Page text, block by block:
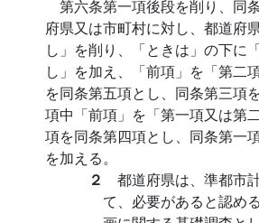
第六条第一項後段を削り、同
府県又は市町村に対し、都道府
し」を削り、「ときは」の下に
し」を加え、「前項」を「第二
を同条第五項とし、同条第三項
項中「前項」を「第一項又は第
項を同条第四項とし、同条第一
を加える。
２ 都道府県は、準都市
て、必要があると認め